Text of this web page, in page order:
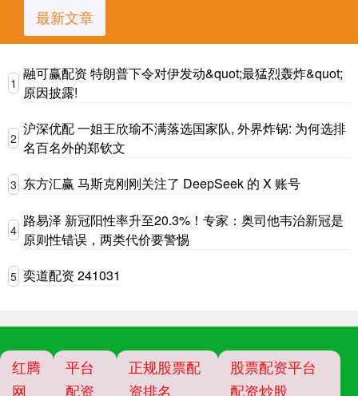
最新文章
1
融可赢配资 特朗普下令对伊发动&quot;最猛烈轰炸&quot;
原因披露!
2
沪深优配 一姐王欣瑜不满落选国家队, 外界炸锅: 为何选排
名百名外的郑钦文
3 东方汇赢 马斯克刚刚关注了 DeepSeek 的 X 账号
4
路易泽 新冠阳性率升至20.3%！专家：奥司他韦治新冠是
原则性错误，两类代价要警惕
5 奕道配资 241031
红腾
网
平台
配资
正规股票配
资排名
股票配资平台
配资炒股